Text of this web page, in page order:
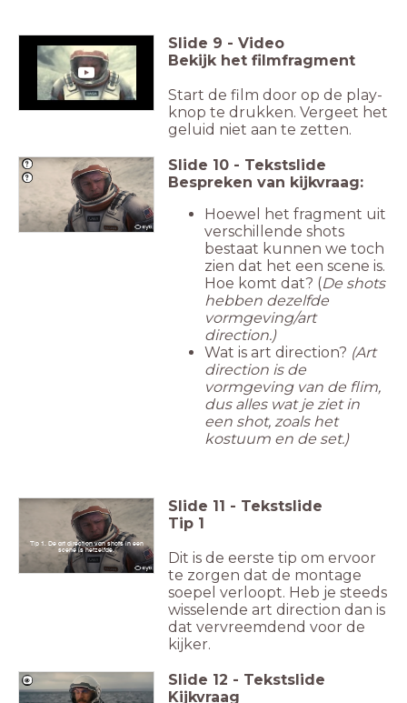
Slide 9 - Video
Bekijk het filmfragment
Start de film door op de play-
knop te drukken. Vergeet het
geluid niet aan te zetten.
Slide 10 - Tekstslide
Bespreken van kijkvraag:
Hoewel het fragment uit
verschillende shots
bestaat kunnen we toch
zien dat het een scene is.
Hoe komt dat? (De shots
hebben dezelfde
vormgeving/art
direction.)
Wat is art direction? (Art
direction is de
vormgeving van de flim,
dus alles wat je ziet in
een shot, zoals het
kostuum en de set.)
Tip 1. De art direction van shots in een
scene is hetzelfde.
Slide 11 - Tekstslide
Tip 1
Dit is de eerste tip om ervoor
te zorgen dat de montage
soepel verloopt. Heb je steeds
wisselende art direction dan is
dat vervreemdend voor de
kijker.
Slide 12 - Tekstslide
Kijkvraag